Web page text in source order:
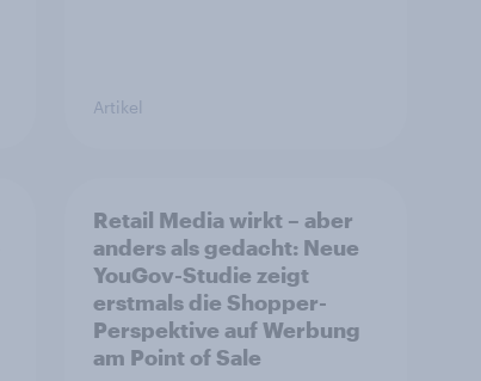
Artikel
Retail Media wirkt – aber
anders als gedacht: Neue
YouGov-Studie zeigt
erstmals die Shopper-
Perspektive auf Werbung
am Point of Sale